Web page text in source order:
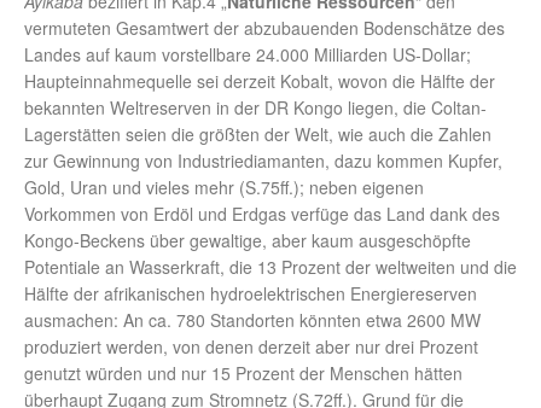
vermuteten Gesamtwert der abzubauenden Bodenschätze des
Landes auf kaum vorstellbare 24.000 Milliarden US-Dollar;
Haupteinnahmequelle sei derzeit Kobalt, wovon die Hälfte der
bekannten Weltreserven in der DR Kongo liegen, die Coltan-
Lagerstätten seien die größten der Welt, wie auch die Zahlen
zur Gewinnung von Industriediamanten, dazu kommen Kupfer,
Gold, Uran und vieles mehr (S.75ff.); neben eigenen
Vorkommen von Erdöl und Erdgas verfüge das Land dank des
Kongo-Beckens über gewaltige, aber kaum ausgeschöpfte
Potentiale an Wasserkraft, die 13 Prozent der weltweiten und die
Hälfte der afrikanischen hydroelektrischen Energiereserven
ausmachen: An ca. 780 Standorten könnten etwa 2600 MW
produziert werden, von denen derzeit aber nur drei Prozent
genutzt würden und nur 15 Prozent der Menschen hätten
überhaupt Zugang zum Stromnetz (S.72ff.). Grund für die